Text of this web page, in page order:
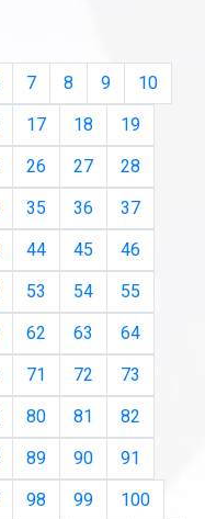
7 8 9
10
17 18
19
26 27
28
35 36
37
44 45
46
53 54
55
62 63
64
71 72
73
80 81
82
89 90
91
98 99
100